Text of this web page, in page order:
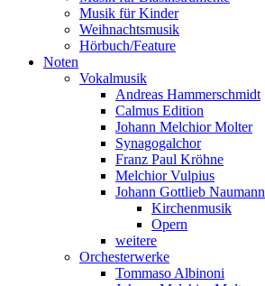
Musik für Kinder
Weihnachtsmusik
Hörbuch/Feature
Noten
Vokalmusik
Andreas Hammerschmidt
Calmus Edition
Johann Melchior Molter
Synagogalchor
Franz Paul Kröhne
Melchior Vulpius
Johann Gottlieb Naumann
Kirchenmusik
Opern
weitere
Orchesterwerke
Tommaso Albinoni